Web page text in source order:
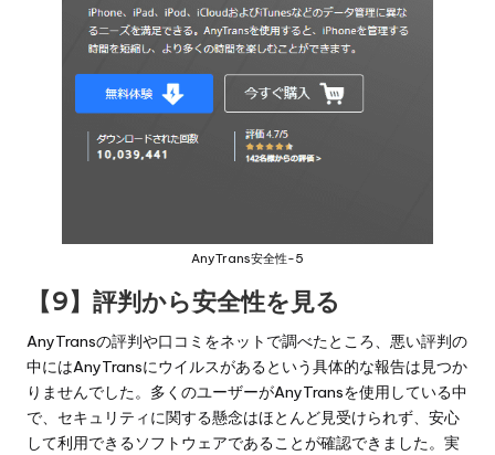
AnyTrans安全性-5
【9】評判から安全性を見る
AnyTransの評判や口コミをネットで調べたところ、悪い評判の
中にはAnyTransにウイルスがあるという具体的な報告は見つか
りませんでした。多くのユーザーがAnyTransを使用している中
で、セキュリティに関する懸念はほとんど見受けられず、安心
して利用できるソフトウェアであることが確認できました。実